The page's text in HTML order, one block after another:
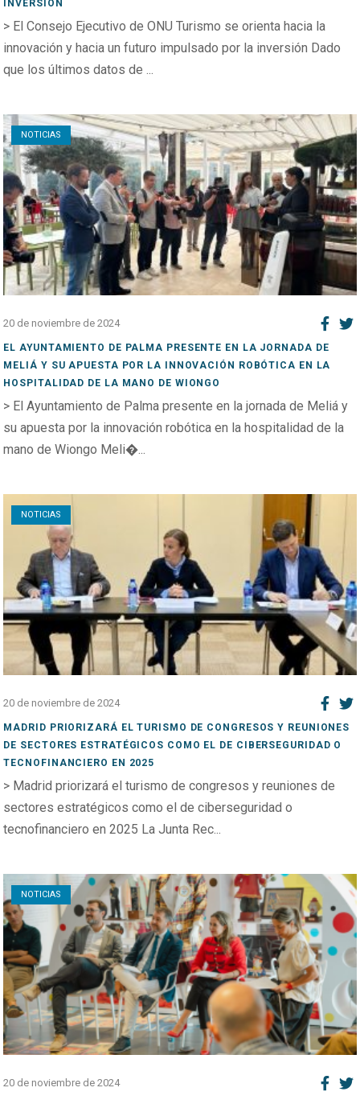
INVERSIÓN
> El Consejo Ejecutivo de ONU Turismo se orienta hacia la
innovación y hacia un futuro impulsado por la inversión Dado
que los últimos datos de ...
NOTICIAS
Open post
20 de noviembre de 2024
EL AYUNTAMIENTO DE PALMA PRESENTE EN LA JORNADA DE
MELIÁ Y SU APUESTA POR LA INNOVACIÓN ROBÓTICA EN LA
HOSPITALIDAD DE LA MANO DE WIONGO
> El Ayuntamiento de Palma presente en la jornada de Meliá y
su apuesta por la innovación robótica en la hospitalidad de la
mano de Wiongo Meli�...
NOTICIAS
Open post
20 de noviembre de 2024
MADRID PRIORIZARÁ EL TURISMO DE CONGRESOS Y REUNIONES
DE SECTORES ESTRATÉGICOS COMO EL DE CIBERSEGURIDAD O
TECNOFINANCIERO EN 2025
> Madrid priorizará el turismo de congresos y reuniones de
sectores estratégicos como el de ciberseguridad o
tecnofinanciero en 2025 La Junta Rec...
NOTICIAS
Open post
20 de noviembre de 2024